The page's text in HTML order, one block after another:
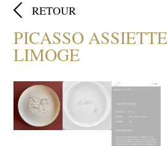
 RETOUR
PICASSO ASSIETTE
LIMOGE